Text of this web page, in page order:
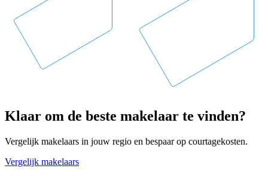
Klaar om de beste makelaar te vinden?
Vergelijk makelaars in jouw regio en bespaar op courtagekosten.
Vergelijk makelaars